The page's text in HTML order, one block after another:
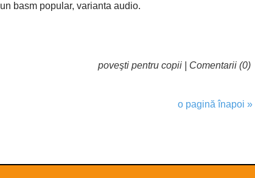
un basm popular, varianta audio.
poveşti pentru copii Comentarii (0)
o pagină înapoi »